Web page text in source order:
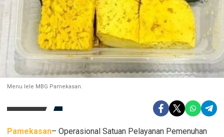
Menu lele MBG Pamekasan.
Pamekasan– Operasional Satuan Pelayanan Pemenuhan